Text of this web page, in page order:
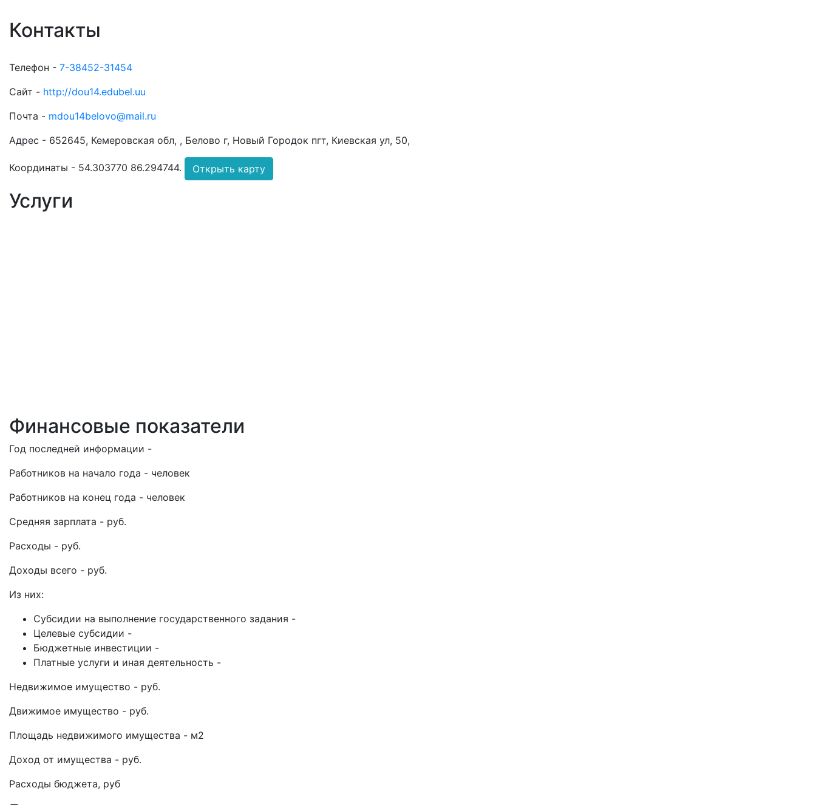
Контакты
Телефон - 7-38452-31454
Сайт - http://dou14.edubel.uu
Почта - mdou14belovo@mail.ru
Адрес - 652645, Кемеровская обл, , Белово г, Новый Городок пгт, Киевская ул, 50,
Координаты - 54.303770 86.294744. Открыть карту
Услуги
Финансовые показатели
Год последней информации -
Работников на начало года - человек
Работников на конец года - человек
Средняя зарплата - руб.
Расходы - руб.
Доходы всего - руб.
Из них:
Субсидии на выполнение государственного задания -
Целевые субсидии -
Бюджетные инвестиции -
Платные услуги и иная деятельность -
Недвижимое имущество - руб.
Движимое имущество - руб.
Площадь недвижимого имущества - м2
Доход от имущества - руб.
Расходы бюджета, руб